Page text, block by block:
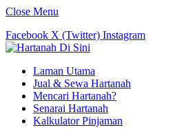
Close Menu
Facebook X (Twitter) Instagram
Laman Utama
Jual & Sewa Hartanah
Mencari Hartanah?
Senarai Hartanah
Kalkulator Pinjaman